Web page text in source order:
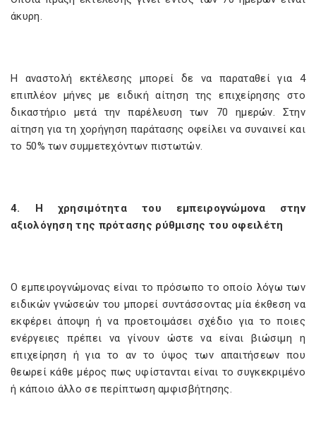
άκυρη.
Η αναστολή εκτέλεσης μπορεί δε να παραταθεί για 4
επιπλέον μήνες με ειδική αίτηση της επιχείρησης στο
δικαστήριο μετά την παρέλευση των 70 ημερών. Στην
αίτηση για τη χορήγηση παράτασης οφείλει να συναινεί και
το 50% των συμμετεχόντων πιστωτών.
4. Η χρησιμότητα του εμπειρογνώμονα στην
αξιολόγηση της πρότασης ρύθμισης του οφειλέτη
Ο εμπειρογνώμονας είναι το πρόσωπο το οποίο λόγω των
ειδικών γνώσεών του μπορεί συντάσσοντας μία έκθεση να
εκφέρει άποψη ή να προετοιμάσει σχέδιο για το ποιες
ενέργειες πρέπει να γίνουν ώστε να είναι βιώσιμη η
επιχείρηση ή για το αν το ύψος των απαιτήσεων που
θεωρεί κάθε μέρος πως υφίστανται είναι το συγκεκριμένο
ή κάποιο άλλο σε περίπτωση αμφισβήτησης.